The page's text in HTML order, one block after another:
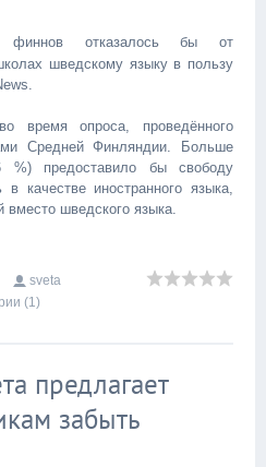
финнов отказалось бы от
шведскому языку в пользу
время опроса, проведённого
Средней Финляндии. Больше
%) предоставило бы свободу
качестве иностранного языка,
вместо шведского языка.
sveta
(1)
предлагает
забыть